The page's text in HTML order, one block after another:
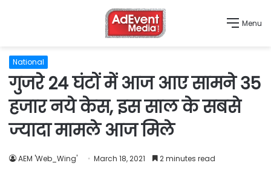
Menu
National
गुजरे 24 घंटों में आज आए सामने 35
हजार नये केस, इस साल के सबसे
ज्यादा मामले आज मिले
AEM 'Web_Wing' March 18, 2021 2 minutes read